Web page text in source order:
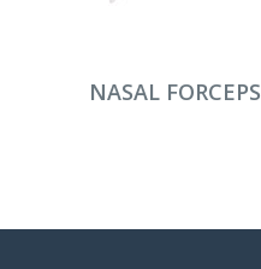
DEVAMINI OKU
NASAL FORCEPS